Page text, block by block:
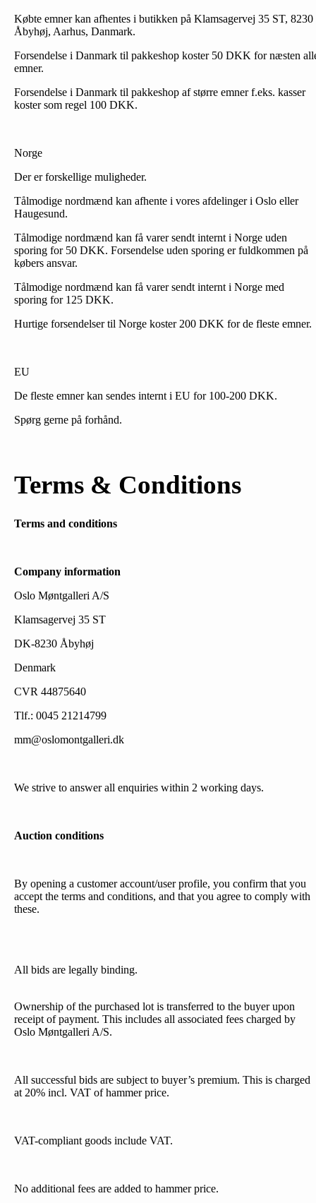
Købte emner kan afhentes i butikken på Klamsagervej 35 ST, 8230
Åbyhøj, Aarhus, Danmark.
Forsendelse i Danmark til pakkeshop koster 50 DKK for næsten
emner.
Forsendelse i Danmark til pakkeshop af større emner f.eks. kasser
koster som regel 100 DKK.
Norge
Der er forskellige muligheder.
Tålmodige nordmænd kan afhente i vores afdelinger i Oslo eller
Haugesund.
Tålmodige nordmænd kan få varer sendt internt i Norge uden
sporing for 50 DKK. Forsendelse uden sporing er fuldkommen på
købers ansvar.
Tålmodige nordmænd kan få varer sendt internt i Norge med
sporing for 125 DKK.
Hurtige forsendelser til Norge koster 200 DKK for de fleste emner.
EU
De fleste emner kan sendes internt i EU for 100-200 DKK.
Spørg gerne på forhånd.
Terms & Conditions
Terms and conditions
Company information
Oslo Møntgalleri A/S
Klamsagervej 35 ST
DK-8230 Åbyhøj
Denmark
CVR 44875640
Tlf.: 0045 21214799
mm@oslomontgalleri.dk
We strive to answer all enquiries within 2 working days.
Auction conditions
By opening a customer account/user profile, you confirm that you
accept the terms and conditions, and that you agree to comply with
these.
All bids are legally binding.
Ownership of the purchased lot is transferred to the buyer upon
receipt of payment. This includes all associated fees charged by
Oslo Møntgalleri A/S.
All successful bids are subject to buyer’s premium. This is charged
at 20% incl. VAT of hammer price.
VAT-compliant goods include VAT.
No additional fees are added to hammer price.